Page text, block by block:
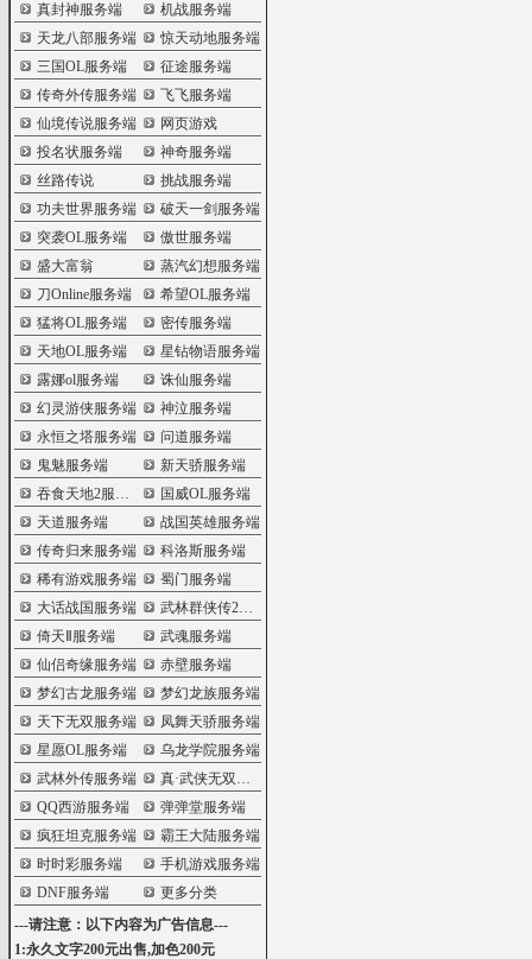
真封神服务端
机战服务端
天龙八部服务端
惊天动地服务端
三国OL服务端
征途服务端
传奇外传服务端
飞飞服务端
仙境传说服务端
网页游戏
投名状服务端
神奇服务端
丝路传说
挑战服务端
功夫世界服务端
破天一剑服务端
突袭OL服务端
傲世服务端
盛大富翁
蒸汽幻想服务端
刀Online服务端
希望OL服务端
猛将OL服务端
密传服务端
天地OL服务端
星钻物语服务端
露娜ol服务端
诛仙服务端
幻灵游侠服务端
神泣服务端
永恒之塔服务端
问道服务端
鬼魅服务端
新天骄服务端
吞食天地2服务端
国威OL服务端
天道服务端
战国英雄服务端
传奇归来服务端
科洛斯服务端
稀有游戏服务端
蜀门服务端
大话战国服务端
武林群侠传2服务端
倚天Ⅱ服务端
武魂服务端
仙侣奇缘服务端
赤壁服务端
梦幻古龙服务端
梦幻龙族服务端
天下无双服务端
凤舞天骄服务端
星愿OL服务端
乌龙学院服务端
武林外传服务端
真·武侠无双服务端
QQ西游服务端
弹弹堂服务端
疯狂坦克服务端
霸王大陆服务端
时时彩服务端
手机游戏服务端
DNF服务端
更多分类
---请注意：以下内容为广告信息---
1:永久文字200元出售,加色200元